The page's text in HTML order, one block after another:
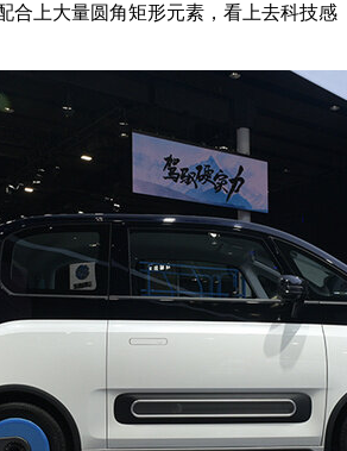
合上大量圆角矩形元素，看上去科技感